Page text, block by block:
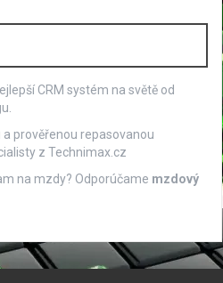
CRM systém na světě od
prověřenou repasovanou
z Technimax.cz
na mzdy? Odporúčame mzdový